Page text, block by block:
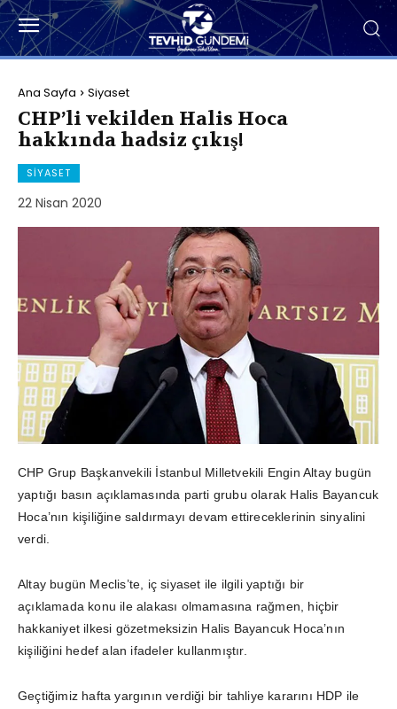
Ana Sayfa Siyaset
CHP’li vekilden Halis Hoca
hakkında hadsiz çıkış!
SIYASET
22 Nisan 2020
CHP Grup Başkanvekili İstanbul Milletvekili Engin Altay bugün
yaptığı basın açıklamasında parti grubu olarak Halis Bayancuk
Hoca’nın kişiliğine saldırmayı devam ettireceklerinin sinyalini
verdi.
Altay bugün Meclis’te, iç siyaset ile ilgili yaptığı bir
açıklamada konu ile alakası olmamasına rağmen, hiçbir
hakkaniyet ilkesi gözetmeksizin Halis Bayancuk Hoca’nın
kişiliğini hedef alan ifadeler kullanmıştır.
Geçtiğimiz hafta yargının verdiği bir tahliye kararını HDP ile